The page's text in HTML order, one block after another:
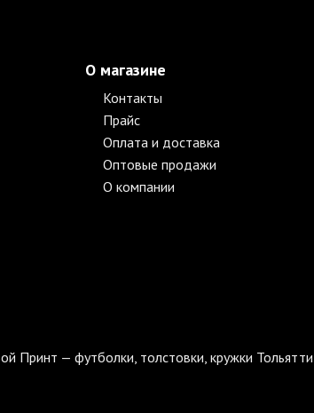
О магазине
Контакты
Прайс
Оплата и доставка
Оптовые продажи
О компании
Принт — футболки, толстовки, кружки